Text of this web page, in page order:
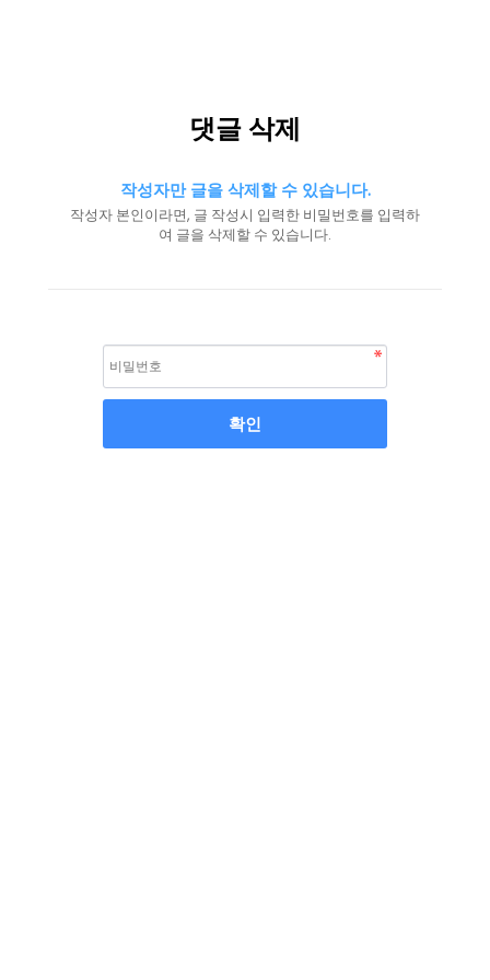
댓글 삭제
작성자만 글을 삭제할 수 있습니다.
작성자 본인이라면, 글 작성시 입력한 비밀번호를 입력하
여 글을 삭제할 수 있습니다.